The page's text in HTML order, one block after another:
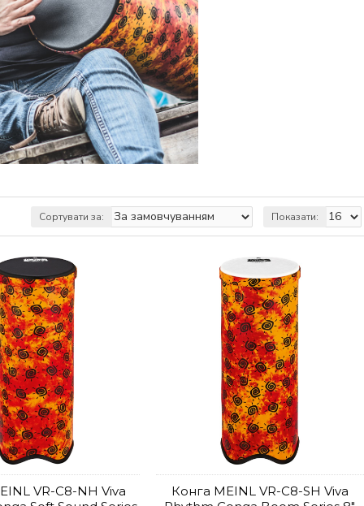
Сортувати за: Показати:
VR-C8-NH Viva
Конга MEINL VR-C8-SH Viva